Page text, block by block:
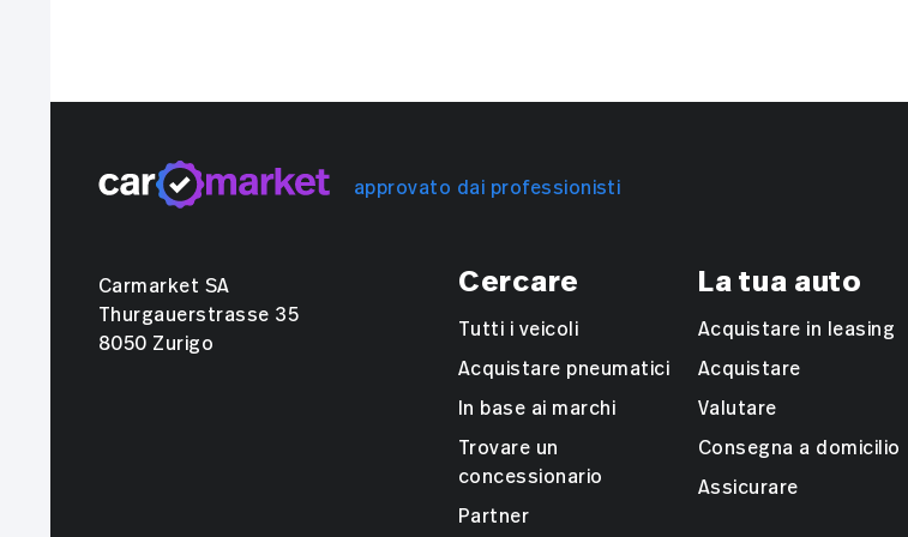
approvato dai professionisti
Carmarket SA
Thurgauerstrasse 35
8050 Zurigo
Cercare
Tutti i veicoli
Acquistare pneumatici
In base ai marchi
Trovare un
concessionario
Partner
La tua auto
Acquistare in leasing
Acquistare
Valutare
Consegna a domicilio
Assicurare